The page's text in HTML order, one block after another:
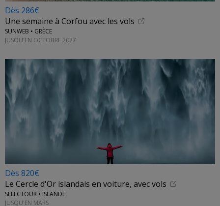
Dès 286€
Une semaine à Corfou avec les vols
SUNWEB • GRÈCE
JUSQU'EN OCTOBRE 2027
Dès 820€
Le Cercle d'Or islandais en voiture, avec vols
SELECTOUR • ISLANDE
JUSQU'EN MARS